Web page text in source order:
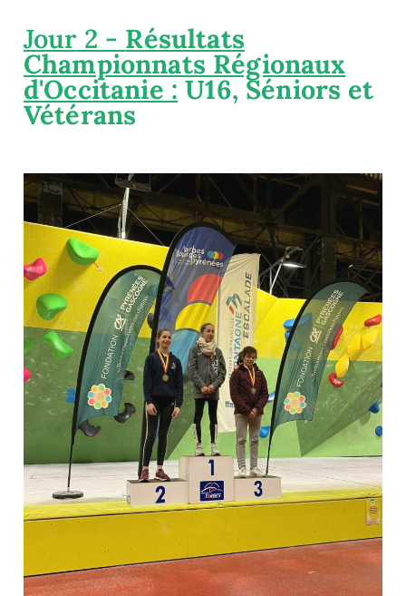
Jour2 - Résultats
Championnats Régionaux
d'Occitanie : U16, Séniors et
Vétérans